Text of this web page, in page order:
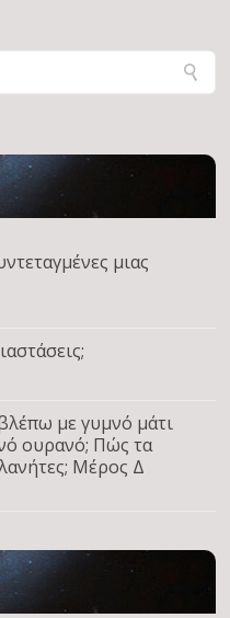
μιας
με γυμνό μάτι
ουρανό; Πώς τα
Μέρος Δ